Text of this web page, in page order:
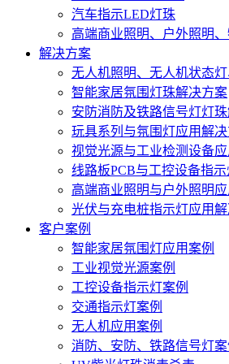
汽车指示LED灯珠
高端商业照明、户外照明
解决方案
无人机照明、无人机状态
智能家居氛围灯珠解决方案
安防消防及铁路信号灯灯
玩具系列与氛围灯应用解
视觉光源与工业检测设备
线路板PCB与工控设备指
高端商业照明与户外照明
光伏与充电桩指示灯应用
客户案例
智能家居氛围灯应用案例
工业视觉光源案例
工控设备指示灯案例
交通指示灯案例
无人机应用案例
消防、安防、铁路信号灯案